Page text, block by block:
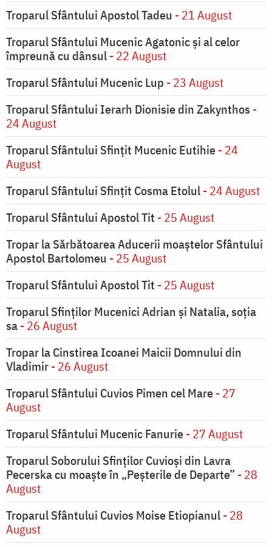
Troparul Sfântului Apostol Tadeu - 21 August
Troparul Sfântului Mucenic Agatonic şi al celor
împreună cu dânsul- 22 August
Troparul Sfântului Mucenic Lup - 23 August
Troparul Sfântului Ierarh Dionisie din Zakynthos -
24 August
Troparul Sfântului Sfinţit Mucenic Eutihie- 24
August
Troparul Sfântului Sfinţit Cosma Etolul- 24 August
Troparul Sfântului Apostol Tit - 25 August
Tropar la Sărbătoarea Aducerii moaştelor Sfântului
Apostol Bartolomeu - 25 August
Troparul Sfântului Apostol Tit - 25 August
Troparul Sfinţilor Mucenici Adrian şi Natalia, soţia
sa- 26 August
Tropar la Cinstirea Icoanei Maicii Domnului din
Vladimir- 26 August
Troparul Sfântului Cuvios Pimen cel Mare- 27
August
Troparul Sfântului Mucenic Fanurie- 27 August
Troparul Soborului Sfinților Cuvioși din Lavra
Pecerska cu moaște în „Peșterile de Departe” - 28
August
Troparul Sfântului Cuvios Moise Etiopianul- 28
August